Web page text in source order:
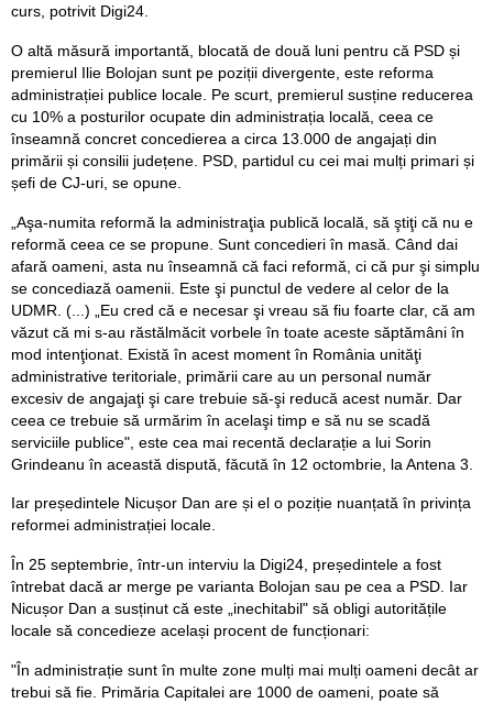
curs, potrivit Digi24.
O altă măsură importantă, blocată de două luni pentru că PSD și
premierul Ilie Bolojan sunt pe poziții divergente, este reforma
administrației publice locale. Pe scurt, premierul susține reducerea
cu 10% a posturilor ocupate din administrația locală, ceea ce
înseamnă concret concedierea a circa 13.000 de angajați din
primării și consilii județene. PSD, partidul cu cei mai mulți primari și
șefi de CJ-uri, se opune.
„Aşa-numita reformă la administraţia publică locală, să ştiţi că nu e
reformă ceea ce se propune. Sunt concedieri în masă. Când dai
afară oameni, asta nu înseamnă că faci reformă, ci că pur şi simplu
se concediază oamenii. Este şi punctul de vedere al celor de la
UDMR. (...) „Eu cred că e necesar şi vreau să fiu foarte clar, că am
văzut că mi s-au răstălmăcit vorbele în toate aceste săptămâni în
mod intenţionat. Există în acest moment în România unităţi
administrative teritoriale, primării care au un personal număr
excesiv de angajaţi şi care trebuie să-şi reducă acest număr. Dar
ceea ce trebuie să urmărim în acelaşi timp e să nu se scadă
serviciile publice", este cea mai recentă declarație a lui Sorin
Grindeanu în această dispută, făcută în 12 octombrie, la Antena 3.
Iar președintele Nicușor Dan are și el o poziție nuanțată în privința
reformei administrației locale.
În 25 septembrie, într-un interviu la Digi24, președintele a fost
întrebat dacă ar merge pe varianta Bolojan sau pe cea a PSD. Iar
Nicușor Dan a susținut că este „inechitabil" să obligi autoritățile
locale să concedieze același procent de funcționari:
"În administrație sunt în multe zone mulți mai mulți oameni decât ar
trebui să fie. Primăria Capitalei are 1000 de oameni, poate să